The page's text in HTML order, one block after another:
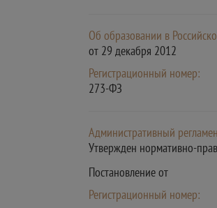
Об образовании в
от 29 декабря 2012
Регистрационный номер:
273-ФЗ
Административный
Утвержден нормативно-
Постановление от
Регистрационный номер: